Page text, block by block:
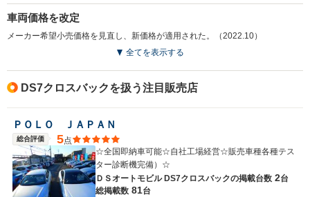
受けする車種ではないのは確かだとも思うので、是非一度
車両価格を改定
メーカー希望小売価格を見直し、新価格が適用された。（2022.10）
全てを表示する
DS7クロスバックを扱う注目販売店
ＰＯＬＯ ＪＡＰＡＮ
総合評価 5点
☆全国即納車可能☆自社工場経営☆販売車種各種テス
ター診断機完備）☆
ＤＳオートモビル DS7クロスバックの掲載台数 2台
総掲載数 81台